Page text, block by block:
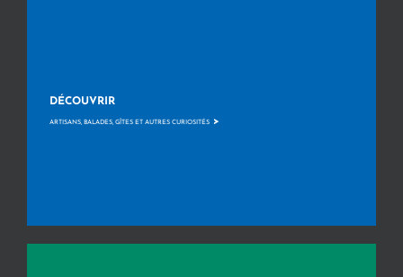
DÉCOUVRIR
ARTISANS, BALADES, GÎTES ET AUTRES CURIOSITÉS >